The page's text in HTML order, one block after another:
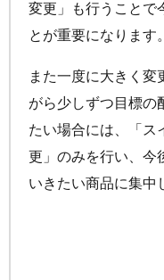
変更」も行うことで
とが重要になります。
また一度に大きく変
がら少しずつ目標の
たい場合には、「ス
更」のみを行い、今
いきたい商品に集中